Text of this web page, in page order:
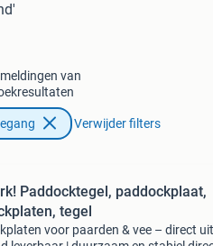
van
Verwijder filters
Paddocktegel, paddockplaat,
tegel
voor paarden & vee – direct uit